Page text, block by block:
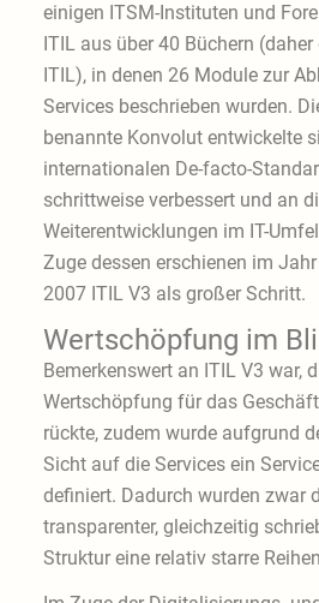
einigen ITSM-Instituten und
ITIL aus über 40 Büchern (daher
ITIL), in denen 26 Module zur
Services beschrieben wurden.
benannte Konvolut entwickelte
internationalen De-facto-
schrittweise verbessert und an
Weiterentwicklungen im IT-
Zuge dessen erschienen im
2007 ITIL V3 als großer Schritt.
Wertschöpfung im
Bemerkenswert an ITIL V3 war,
Wertschöpfung für das
rückte, zudem wurde aufgrund
Sicht auf die Services ein
definiert. Dadurch wurden zwar
transparenter, gleichzeitig
Struktur eine relativ starre